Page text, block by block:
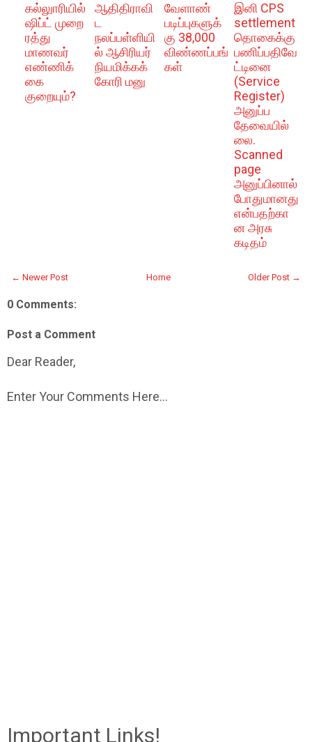
கல்லுாரியில்
ஷிப்ட் முறை
ரத்து
மாணவர்
எண்ணிக்
கை
குறையும்?
ஆதிதிராவி
ட
நலப்பள்ளியி
ல் ஆசிரியர்
நியமிக்கக்
கோரி மனு
வேளாண்
படிப்புகளுக்
கு 38,000
விண்ணப்பங்
கள்
இனி CPS
settlement
தொகைக்கு
பணிப்பதிவே
ட்டினை
(Service
Register)
அனுப்ப
தேவையில்
லை.
Scanned
page
அனுப்பினால்
போதுமானது
என்பதற்கா
ன அரசு
கடிதம்
← Newer Post Older Post →
Home
0 Comments:
Post a Comment
Dear Reader,
Enter Your Comments Here...
Important Links!